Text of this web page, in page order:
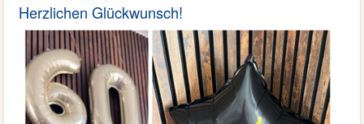
Herzlichen Glückwunsch!